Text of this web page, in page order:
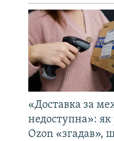
«Доставка за
недоступна»: як
Ozon «згадав»,